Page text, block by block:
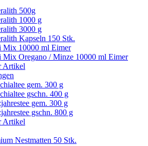
500g
1000 g
3000 g
Kapseln 150 Stk.
Mix 10000 ml Eimer
Mix Oregano / Minze 10000 ml Eimer
Artikel
gem. 300 g
gschn. 400 g
gem. 300 g
gschn. 800 g
Artikel
Nestmatten 50 Stk.